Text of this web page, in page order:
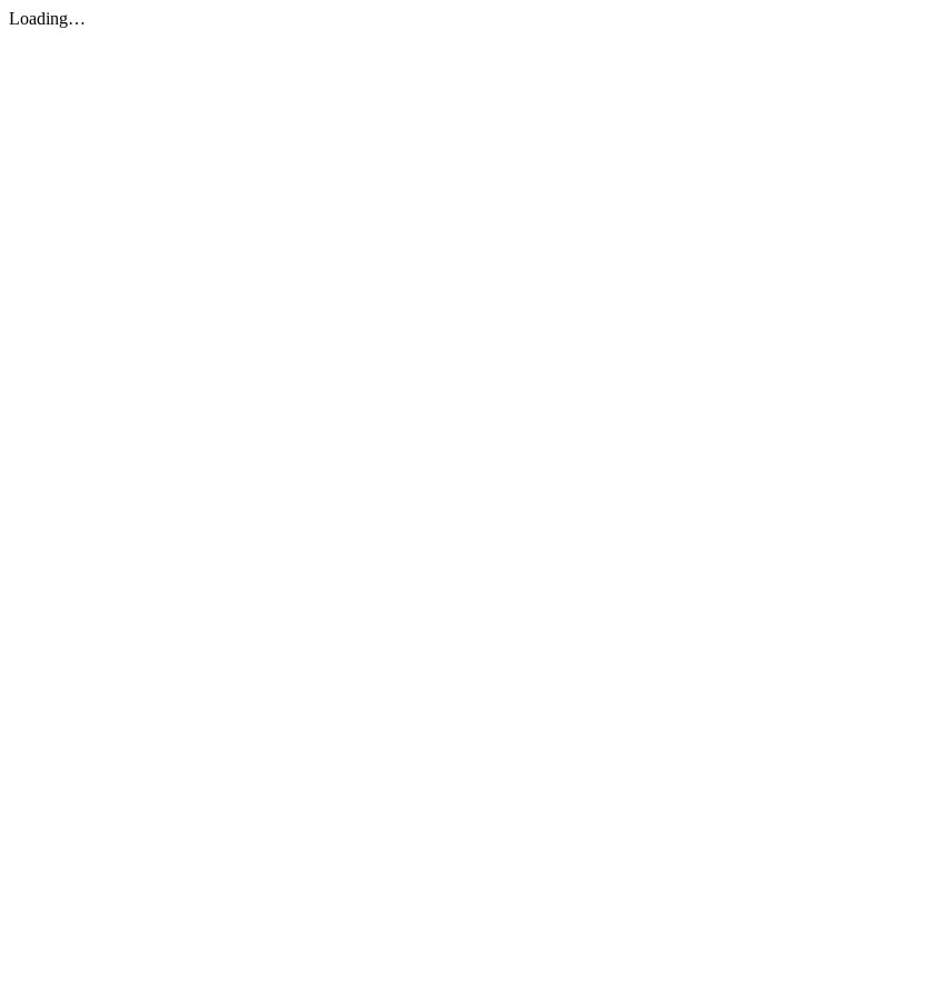
Loading…